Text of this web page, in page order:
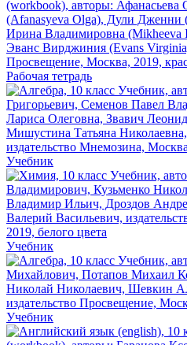
Рабочая тетрадь
Учебник
Учебник
Учебник